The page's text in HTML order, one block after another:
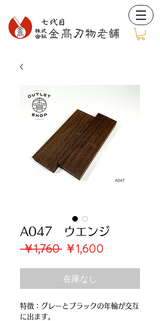
A047 ウエンジ
￥1,760 通
価
格
￥1,600
価
格
在庫なし
特徴：グレーとブラックの年輪が交互
に出ます。